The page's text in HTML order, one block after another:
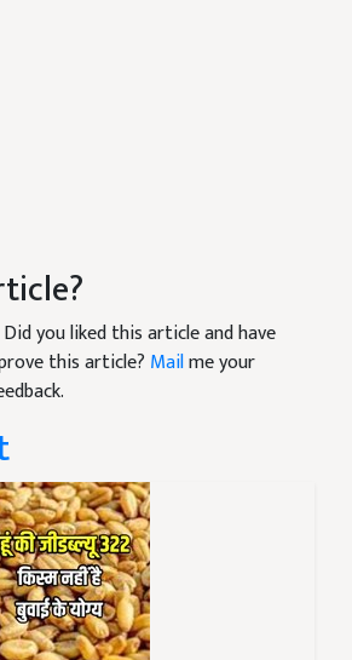
Did you liked this article and have
this article? Mailme your